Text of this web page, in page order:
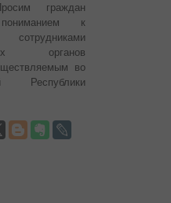
граждан
к
органов
во
Республики